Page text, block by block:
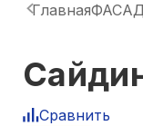
ГлавнаяФАСАД
Сравнить